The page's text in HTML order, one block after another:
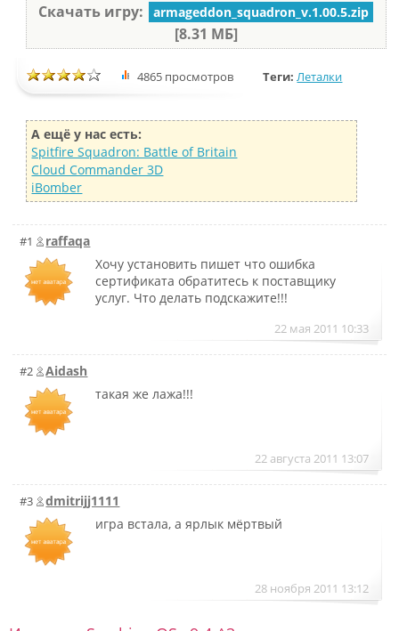
Скачать игру: armageddon_squadron_v.1.00.5.zip
[8.31 МБ]
4865 просмотров Теги:Леталки
А ещё у нас есть:
Spitfire Squadron: Battle of Britain
Cloud Commander 3D
iBomber
#1
raffaqa
Хочу установить пишет что ошибка
сертификата обратитесь к поставщику
услуг. Что делать подскажите!!!
22 мая 2011 10:33
#2
Aidash
такая же лажа!!!
22 августа 2011 13:07
#3
dmitrijj1111
игра встала, а ярлык мёртвый
28 ноября 2011 13:12